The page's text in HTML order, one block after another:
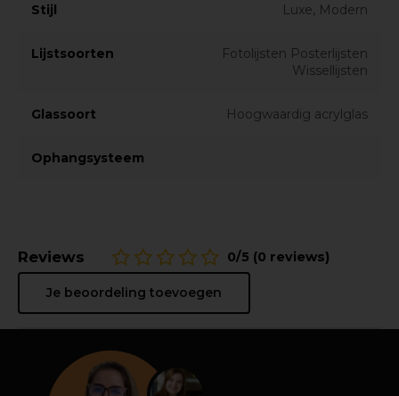
Stijl Luxe, Modern
Lijstsoorten
Fotolijsten Posterlijsten
Wissellijsten
Glassoort Hoogwaardig acrylglas
Ophangsysteem
Reviews 0/5 (0 reviews)
Je beoordeling toevoegen